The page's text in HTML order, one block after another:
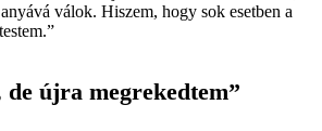
válok. Hiszem, hogy sok esetben a
újra megrekedtem”